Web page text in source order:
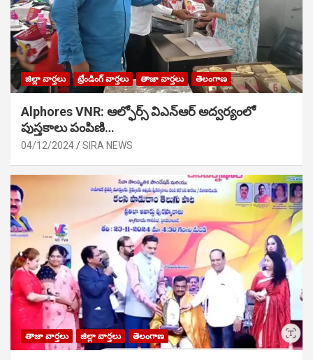
జిల్లా వార్తలు ట్రేండింగ్ వార్తలు తాజా వార్తలు తెలంగాణ
Alphores VNR: ఆల్ఫోర్స్ విఎన్ఆర్ అద్వర్యంలో
పుస్తకాలు పంపిణి…
04/12/2024 SIRA NEWS
తాజా వార్తలు జిల్లా వార్తలు తెలంగాణ